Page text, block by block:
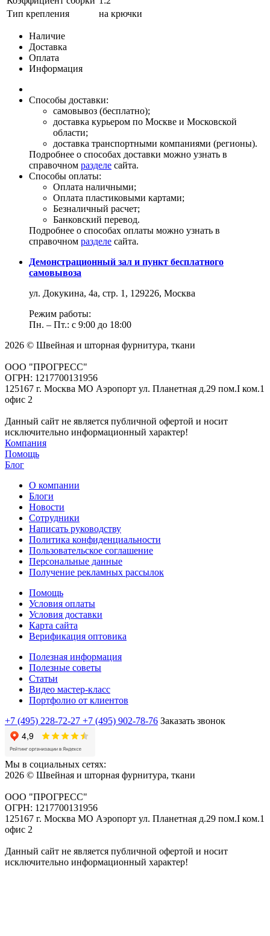
Тип крепления
на крючки
Наличие
Доставка
Оплата
Информация
Способы доставки:
самовывоз (бесплатно);
доставка курьером по Москве и Московской
области;
доставка транспортными компаниями (регионы).
Подробнее о способах доставки можно узнать в
справочном разделе сайта.
Способы оплаты:
Оплата наличными;
Оплата пластиковыми картами;
Безналичный расчет;
Банковский перевод.
Подробнее о способах оплаты можно узнать в
справочном разделе сайта.
Демонстрационный зал и пункт бесплатного
самовывоза
ул. Докукина, 4а, стр. 1, 129226, Москва
Режим работы:
Пн. – Пт.: с 9:00 до 18:00
2026 © Швейная и шторная фурнитура, ткани
ООО "ПРОГРЕСС"
ОГРН: 1217700131956
125167 г. Москва МО Аэропорт ул. Планетная д.29 пом.I ком.1
офис 2
Данный сайт не является публичной офертой и носит
исключительно информационный характер!
Компания
Помощь
Блог
О компании
Блоги
Новости
Сотрудники
Написать руководству
Политика конфиденциальности
Пользовательское соглашение
Персональные данные
Получение рекламных рассылок
Помощь
Условия оплаты
Условия доставки
Карта сайта
Верификация оптовика
Полезная информация
Полезные советы
Статьи
Видео мастер-класс
Портфолио от клиентов
+7 (495) 228-72-27 +7 (495) 902-78-76 Заказать звонок
Мы в социальных сетях:
2026 © Швейная и шторная фурнитура, ткани
ООО "ПРОГРЕСС"
ОГРН: 1217700131956
125167 г. Москва МО Аэропорт ул. Планетная д.29 пом.I ком.1
офис 2
Данный сайт не является публичной офертой и носит
исключительно информационный характер!